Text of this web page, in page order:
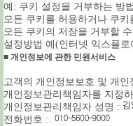
예: 쿠키 설정을 거부하는 방
모든 쿠키를 허용하거나 쿠
모든 쿠키의 저장을 거부할
설정방법 예(인터넷 익스플
■ 개인정보에 관한 민원서비스
고객의 개인정보보호 및 개인
개인정보관리책임자를 지정
개인정보관리책임자 성명 :
전화번호 :